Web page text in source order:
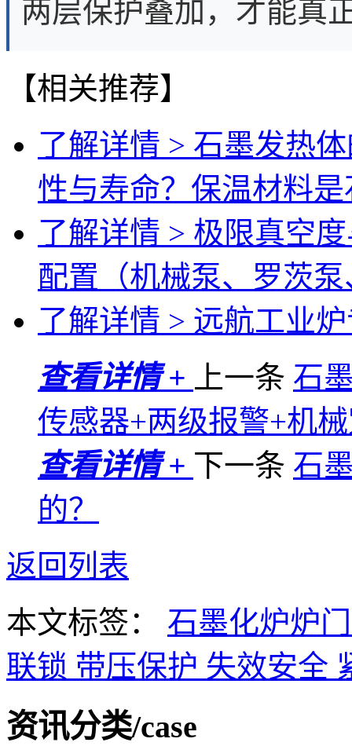
两层保护叠加，才能真
【相关推荐】
了解详情 > 石墨发热
性与寿命？保温材料
了解详情 > 极限真空
配置（机械泵、罗茨
了解详情 > 远航工业
查看详情 +
上一条 石
传感器+两级报警+机
查看详情 + 下一条 石
的？
返回列表
本文标签： 石墨化炉炉
联锁 带压保护 失效安全
资讯分类/case